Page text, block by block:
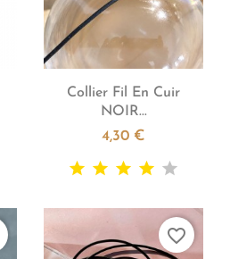
Aperçu rapide
Collier Fil En Cuir
NOIR...
4,30 €
favorite_border